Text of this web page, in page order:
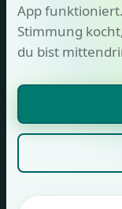
App
Stimmung
du bist